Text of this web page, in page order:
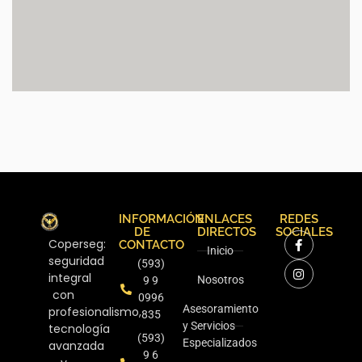
Coperseg:
seguridad
integral
con
profesionalismo,
tecnología
avanzada
INFORMACIÓN
DE
CONTACTO
(593)
9 9
0996
835
(593)
9 6
ENLACES
DIRECTOS
Inicio
Nosotros
Asesoramiento
y Servicios
Especializados
REDES
SOCIALES